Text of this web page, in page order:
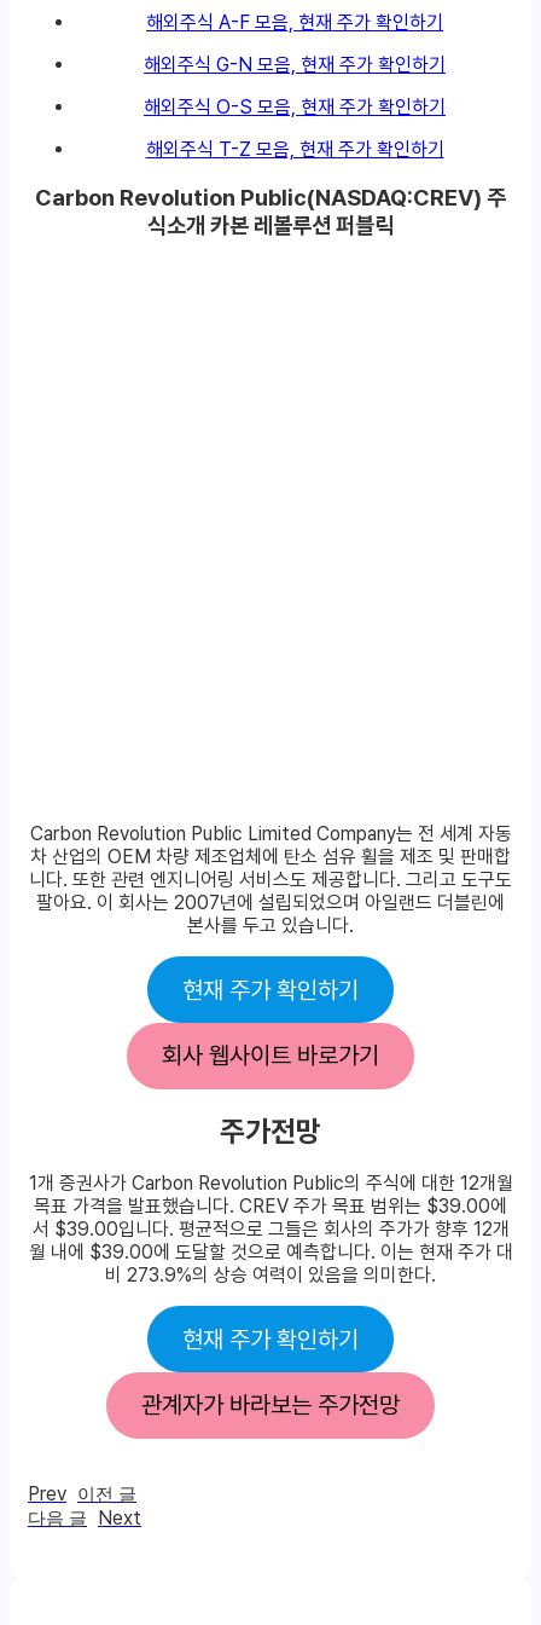
해외주식 A-F 모음, 현재 주가 확인하기
해외주식 G-N 모음, 현재 주가 확인하기
해외주식 O-S 모음, 현재 주가 확인하기
해외주식 T-Z 모음, 현재 주가 확인하기
Carbon Revolution Public(NASDAQ:CREV) 주
식소개 카본 레볼루션 퍼블릭
Carbon Revolution Public Limited Company는 전 세계 자동
차 산업의 OEM 차량 제조업체에 탄소 섬유 휠을 제조 및 판매합
니다. 또한 관련 엔지니어링 서비스도 제공합니다. 그리고 도구도
팔아요. 이 회사는 2007년에 설립되었으며 아일랜드 더블린에
본사를 두고 있습니다.
현재 주가 확인하기
회사 웹사이트 바로가기
주가전망
1개 증권사가 Carbon Revolution Public의 주식에 대한 12개월
목표 가격을 발표했습니다. CREV 주가 목표 범위는 $39.00에
서 $39.00입니다. 평균적으로 그들은 회사의 주가가 향후 12개
월 내에 $39.00에 도달할 것으로 예측합니다. 이는 현재 주가 대
비 273.9%의 상승 여력이 있음을 의미한다.
현재 주가 확인하기
관계자가 바라보는 주가전망
Prev 이전 글
다음 글
Next